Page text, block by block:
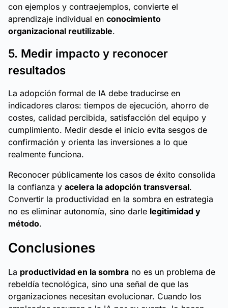
con ejemplos y contraejemplos, convierte el
aprendizaje individual en conocimiento
organizacional reutilizable.
5. Medir impacto y reconocer
resultados
La adopción formal de IA debe traducirse en
indicadores claros: tiempos de ejecución, ahorro de
costes, calidad percibida, satisfacción del equipo y
cumplimiento. Medir desde el inicio evita sesgos de
confirmación y orienta las inversiones a lo que
realmente funciona.
Reconocer públicamente los casos de éxito consolida
la confianza y acelera la adopción transversal.
Convertir la productividad en la sombra en estrategia
no es eliminar autonomía, sino darle legitimidad y
método.
Conclusiones
La productividad en la sombra no es un problema de
rebeldía tecnológica, sino una señal de que las
organizaciones necesitan evolucionar. Cuando los